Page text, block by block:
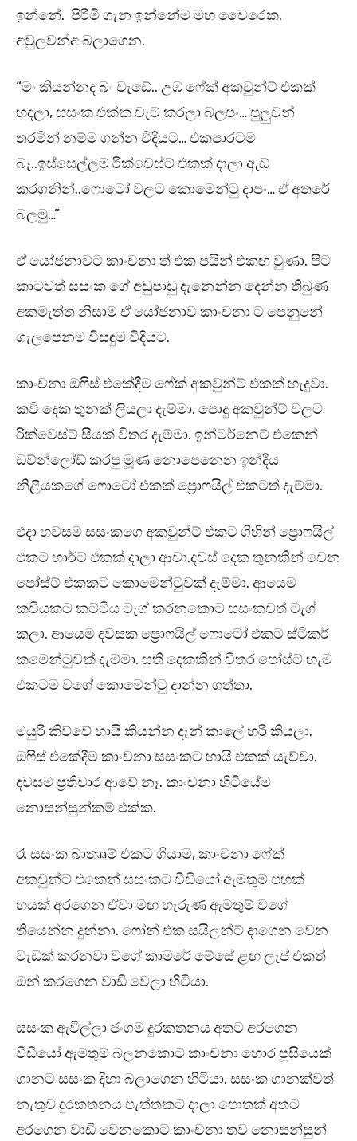
ඉන්නේ. පිරිමි ගැන ඉන්නේම මහ වෛරෙක.
අවුලවන්අ බලාගෙන.
“මං කියන්නද බං වැඩේ.. උඹ ෆේක් අකවුන්ට් එකක්
හදලා, සසංක එක්ක චැට් කරලා බලපං… පුලුවන්
තරමින් නම්ම ගන්න විදියට… එකපාරටම
බෑ..ඉස්සෙල්ලම රික්වෙස්ට් එකක් දාලා ඇඩ්
කරගනින්..ෆොටෝ වලට කොමෙන්ටු දාපං… ඒ අතරේ
බලමු…”
ඒ යෝජනාවට කාංචනා ත් එක පයින් එකඟ වුණා. පිට
කාටවත් සසංක ගේ අඩුපාඩු දැනෙන්න දෙන්න තිබුණ
අකමැත්ත නිසාම ඒ යෝජනාව කාංචනා ට පෙනුනේ
ගැලපෙනම විසඳුම විදියට.
කාංචනා ඔෆිස් එකේදීම ෆේක් අකවුන්ට් එකක් හැදුවා.
කවි දෙක තුනක් ලියලා දැම්මා. පොදු අකවුන්ට් වලට
රික්වෙස්ට් සීයක් විතර දැම්මා. ඉන්ටර්නෙට් එකෙන්
ඩව්න්ලෝඩ් කරපු මූණ නොපෙනෙන ඉන්දීය
නිළියකගේ ෆොටෝ එකක් ප්‍රොෆයිල් එකටත් දැම්මා.
එදා හවසම සසංකගෙ අකවුන්ට් එකට ගිහින් ප්‍රොෆයිල්
එකට හාර්ට් එකක් දාලා ආවා.දවස් දෙක තුනකින් වෙන
පෝස්ට් එකකට කොමෙන්ටුවක් දැම්මා. ආයෙම
කවියකට කට්ටිය ටැග් කරනකොට සසංකවත් ටැග්
කලා. ආයෙම දවසක ප්‍රොෆයිල් ෆොටෝ එකට ස්ටිකර්
කමෙන්ටුවක් දැම්මා. සති දෙකකින් විතර පෝස්ට් හැම
එකටම වගේ කොමෙන්ටු දාන්න ගත්තා.
මයුරි කිව්වේ හායි කියන්න දැන් කාලේ හරි කියලා.
ඔෆිස් එකේදීම කාංචනා සසංකට හායි එකක් යැව්වා.
දවසම ප්‍රතිචාර ආවේ නෑ. කාංචනා හිටියේම
නොසන්සුන්කම් එක්ක.
රෑ සසංක බාතෲම් එකට ගියාම, කාංචනා ෆේක්
අකවුන්ට් එකෙන් සසංකට වීඩියෝ ඇමතුම් පහක්
හයක් අරගෙන ඒවා මඟ හැරුණ ඇමතුම් වගේ
තියෙන්න දුන්නා. ෆෝන් එක සයිලන්ට් දාගෙන වෙන
වැඩක් කරනවා වගේ කාමරේ මේසේ ළඟ ලැප් එකත්
ඔන් කරගෙන වාඩි වෙලා හිටියා.
සසංක ඇවිල්ලා ජංගම දුරකතනය අතට අරගෙන
වීඩියෝ ඇමතුම් බලනකොට කාංචනා හොර පූසියෙක්
ගානට සසංක දිහා බලාගෙන හිටියා. සසංක ගානක්වත්
නැතුව දුරකතනය පැත්තකට දාලා පොතක් අතට
අරගෙන වාඩි වෙනකොට කාංචනා තව නොසන්සුන්